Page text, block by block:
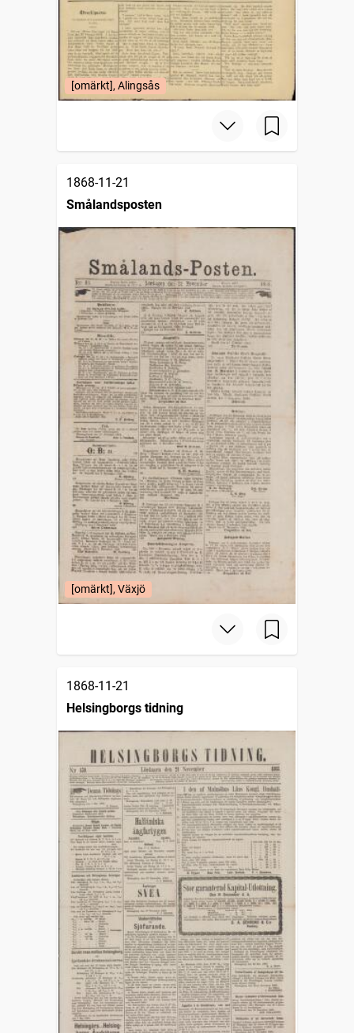
[omärkt], Alingsås
1868-11-21
Smålandsposten
[omärkt], Växjö
1868-11-21
Helsingborgs tidning